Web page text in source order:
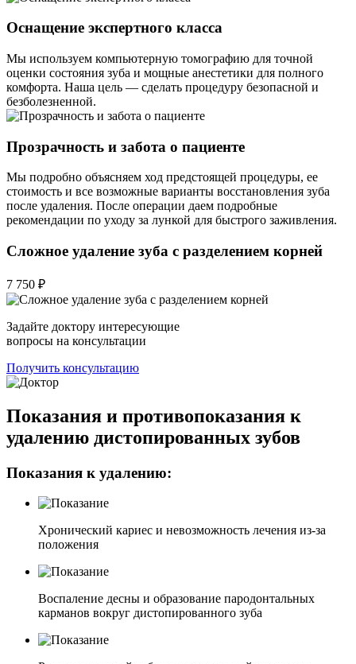
Оснащение экспертного класса
Мы используем компьютерную томографию для точной
оценки состояния зуба и мощные анестетики для полного
комфорта. Наша цель — сделать процедуру безопасной и
безболезненной.
Прозрачность и забота о пациенте
Мы подробно объясняем ход предстоящей процедуры, ее
стоимость и все возможные варианты восстановления зуба
после удаления. После операции даем подробные
рекомендации по уходу за лункой для быстрого заживления.
Сложное удаление зуба с разделением корней
7 750 ₽
Задайте доктору интересующие
вопросы на консультации
Получить консультацию
Показания и противопоказания к
удалению дистопированных зубов
Показания к удалению:
Хронический кариес и невозможность лечения из-за
положения
Воспаление десны и образование пародонтальных
карманов вокруг дистопированного зуба